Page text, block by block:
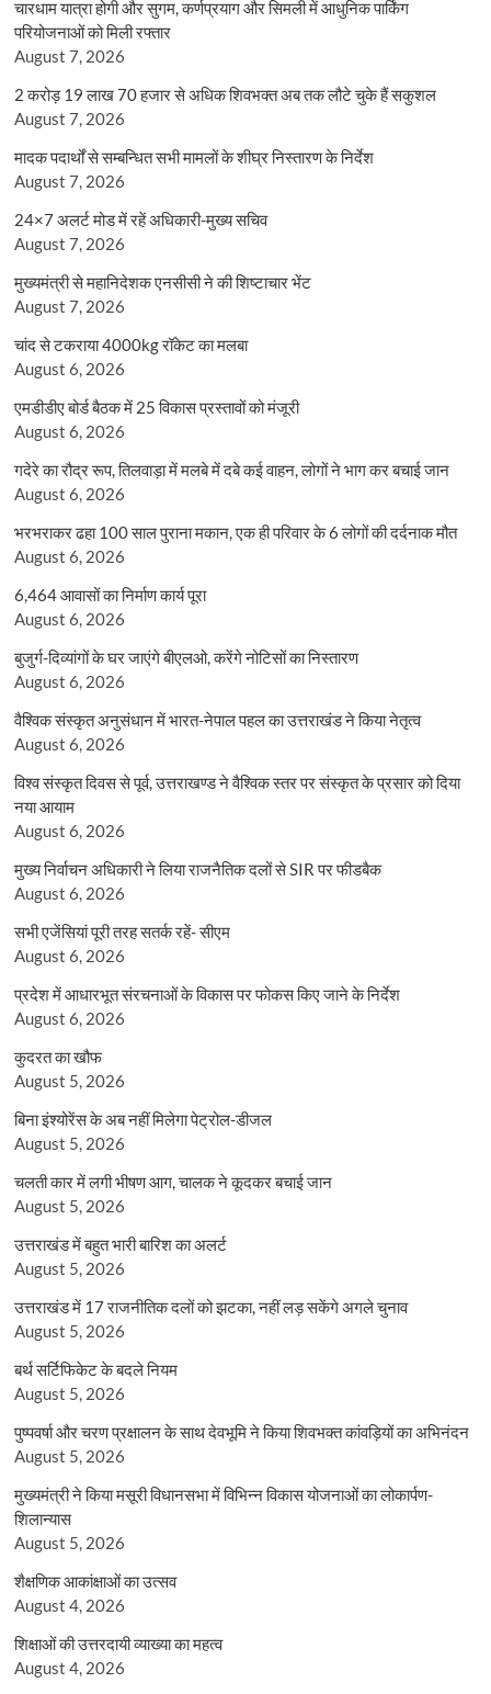
चारधाम यात्रा होगी और सुगम, कर्णप्रयाग और सिमली में आधुनिक पार्किंग
परियोजनाओं को मिली रफ्तार
August 7, 2026
2 करोड़ 19 लाख 70 हजार से अधिक शिवभक्त अब तक लौटे चुके हैं सकुशल
August 7, 2026
मादक पदार्थों से सम्बन्धित सभी मामलों के शीघ्र निस्तारण के निर्देश
August 7, 2026
24×7 अलर्ट मोड में रहें अधिकारी-मुख्य सचिव
August 7, 2026
मुख्यमंत्री से महानिदेशक एनसीसी ने की शिष्टाचार भेंट
August 7, 2026
चांद से टकराया 4000kg रॉकेट का मलबा
August 6, 2026
एमडीडीए बोर्ड बैठक में 25 विकास प्रस्तावों को मंजूरी
August 6, 2026
गदेरे का रौद्र रूप, तिलवाड़ा में मलबे में दबे कई वाहन, लोगों ने भाग कर बचाई जान
August 6, 2026
भरभराकर ढहा 100 साल पुराना मकान, एक ही परिवार के 6 लोगों की दर्दनाक मौत
August 6, 2026
6,464 आवासों का निर्माण कार्य पूरा
August 6, 2026
बुजुर्ग-दिव्यांगों के घर जाएंगे बीएलओ, करेंगे नोटिसों का निस्तारण
August 6, 2026
वैश्विक संस्कृत अनुसंधान में भारत-नेपाल पहल का उत्तराखंड ने किया नेतृत्व
August 6, 2026
विश्व संस्कृत दिवस से पूर्व, उत्तराखण्ड ने वैश्विक स्तर पर संस्कृत के प्रसार को दिया
नया आयाम
August 6, 2026
मुख्य निर्वाचन अधिकारी ने लिया राजनैतिक दलों से SIR पर फीडबैक
August 6, 2026
सभी एजेंसियां पूरी तरह सतर्क रहें- सीएम
August 6, 2026
प्रदेश में आधारभूत संरचनाओं के विकास पर फोकस किए जाने के निर्देश
August 6, 2026
कुदरत का खौफ
August 5, 2026
बिना इंश्योरेंस के अब नहीं मिलेगा पेट्रोल-डीजल
August 5, 2026
चलती कार में लगी भीषण आग, चालक ने कूदकर बचाई जान
August 5, 2026
उत्तराखंड में बहुत भारी बारिश का अलर्ट
August 5, 2026
उत्तराखंड में 17 राजनीतिक दलों को झटका, नहीं लड़ सकेंगे अगले चुनाव
August 5, 2026
बर्थ सर्टिफिकेट के बदले नियम
August 5, 2026
पुष्पवर्षा और चरण प्रक्षालन के साथ देवभूमि ने किया शिवभक्त कांवड़ियों का अभिनंदन
August 5, 2026
मुख्यमंत्री ने किया मसूरी विधानसभा में विभिन्न विकास योजनाओं का लोकार्पण-
शिलान्यास
August 5, 2026
शैक्षणिक आकांक्षाओं का उत्सव
August 4, 2026
शिक्षाओं की उत्तरदायी व्याख्या का महत्व
August 4, 2026